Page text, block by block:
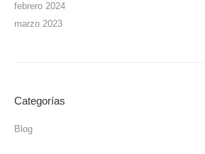
febrero 2024
marzo 2023
Categorías
Blog